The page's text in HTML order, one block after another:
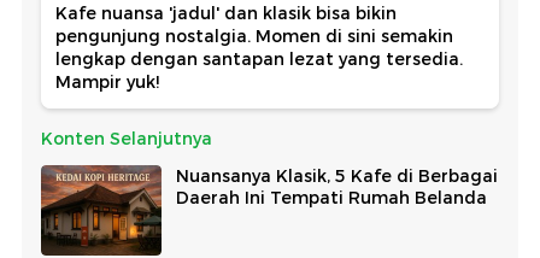
Kafe nuansa 'jadul' dan klasik bisa bikin
pengunjung nostalgia. Momen di sini semakin
lengkap dengan santapan lezat yang tersedia.
Mampir yuk!
Konten Selanjutnya
Nuansanya Klasik, 5 Kafe di Berbagai
Daerah Ini Tempati Rumah Belanda